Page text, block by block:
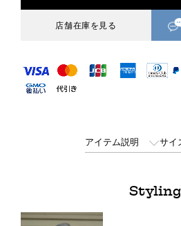
店舗在庫を見る
アイテム説明 サイ
Styling